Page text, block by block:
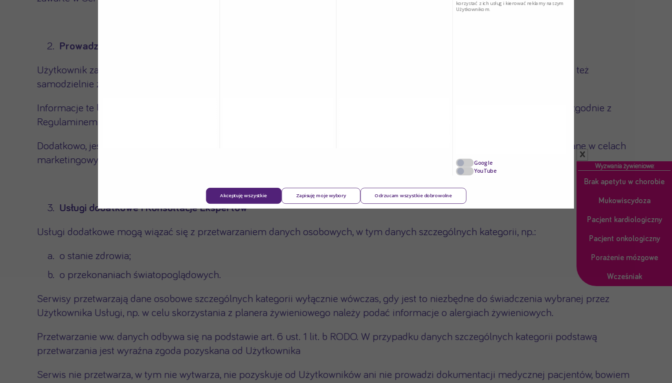
Prowadzenie Konta
Użytkownik zalogowany może korzystać z Usług dodatkowych, które wiążą się z przetwarzaniem jego danych osobowych, jak też
samodzielnie zapisywać dodatkowe dane osobowe na swoim Koncie.
Informacje te będą przetwarzane na Koncie Użytkownika w związku z realizacją Usług dodatkowych i zapisywane na Koncie, zgodnie z
Regulaminem Kont (art. 6 ust.1 it. b RODO).
Dodatkowo, jeśli Użytkownik wyraził odrębną, dobrowolną zgodę, jego dane osobowe zawarte na Koncie mogą być przetwarzane w celach
marketingowych, zgodnie z Ogólną polityką prywatności.
Usługi dodatkowe i Konsultacje Ekspertów
Usługi dodatkowe mogą wiązać się z przetwarzaniem danych osobowych, w tym danych szczególnych kategorii, np.:
o stanie zdrowia;
o przekonaniach światopoglądowych.
Serwisy przetwarzają dane osobowe szczególnych kategorii wyłącznie wówczas, gdy jest to niezbędne do świadczenia wybranej przez
Użytkownika Usługi, np. w celu skorzystania z planera żywieniowego należy podać informacje o alergiach żywieniowych.
Przetwarzanie ww. danych odbywa się na podstawie art. 6 ust. 1 lit. b RODO. W przypadku danych szczególnych kategorii podstawą
przetwarzania jest wyraźna zgoda pozyskana od Użytkownika
Serwis nie przetwarza, w tym nie wytwarza, nie pozyskuje od Użytkowników ani nie prowadzi dokumentacji medycznej pacjentów, bowiem
x
Wyzwania żywieniowe:
Brak apetytu w chorobie
Mukowiscydoza
Pacjent kardiologiczny
Pacjent onkologiczny
Porażenie mózgowe
Wcześniak
korzystać z ich usług i kierować reklamy naszym
Użytkownikom.
Google
YouTube
Akceptuję wszystkie Zapisuję moje wybory Odrzucam wszystkie dobrowolne